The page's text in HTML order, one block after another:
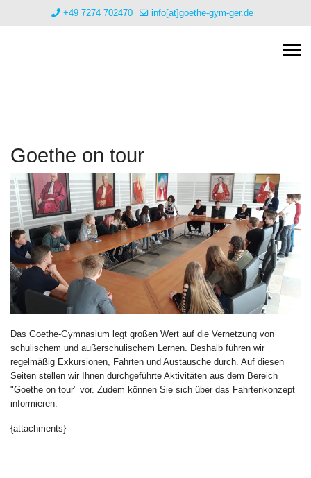
+49 7274 702470 info[at]goethe-gym-ger.de
Goethe on tour
Das Goethe-Gymnasium legt großen Wert auf die Vernetzung von
schulischem und außerschulischem Lernen. Deshalb führen wir
regelmäßig Exkursionen, Fahrten und Austausche durch. Auf diesen
Seiten stellen wir Ihnen durchgeführte Aktivitäten aus dem Bereich
"Goethe on tour" vor. Zudem können Sie sich über das Fahrtenkonzept
informieren.
{attachments}